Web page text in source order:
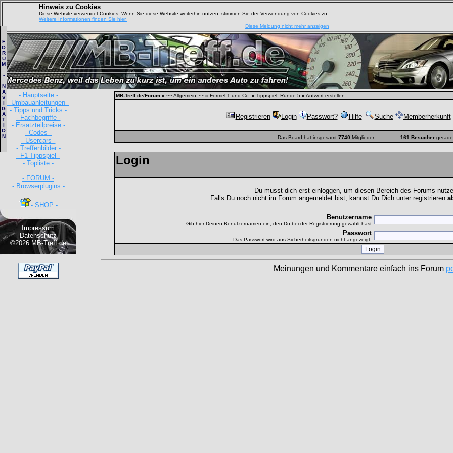
Hinweis zu Cookies
Diese Website verwendet Cookies. Wenn Sie diese Website weiterhin nutzen, stimmen Sie der Verwendung von Cookies zu.
Weitere Informationen finden Sie hier.
Diese Meldung nicht mehr anzeigen
- Hauptseite -
- Umbauanleitungen -
- Tipps und Tricks -
- Fachbegriffe -
- Ersatzteilpreise -
- Codes -
- Usercars -
- Treffenbilder -
- F1-Tippspiel -
- Topliste -
- FORUM -
- Browserplugins -
- SHOP -
Impressum
Datenschutz
©2026 MB-Treff.de
F
O
R
U
M
-
N
A
V
I
G
A
T
I
O
N
MB-Treff.de/Forum » ~~ Allgemein ~~ » Formel 1 und Co. » Tippspiel=Runde 5 » Antwort erstellen
Registrieren Login Passwort? Hilfe Suche Memberherkunft
Das Board hat insgesamt:7740 Mitglieder 161 Besuchergerade
Login
Du musst dich erst einloggen, um diesen Bereich des Forums
Falls Du noch nicht im Forum angemeldet bist, kannst Du Dich unter registrieren
Benutzername
Gib hier Deinen Benutzernamen ein, den Du bei der Registrierung gewählt hast
Passwort
Das Passwort wird aus Sicherheitsgründen nicht angezeigt.
Meinungen und Kommentare einfach ins Forum